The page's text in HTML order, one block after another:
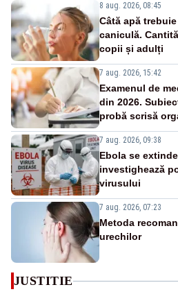
8 aug. 2026, 08:45
Câtă apă
caniculă.
copii și adulți
7 aug. 2026, 15:42
Examenul de
din 2026.
probă scrisă
7 aug. 2026, 09:38
Ebola se
investighează
virusului
7 aug. 2026, 07:23
Metoda
urechilor
JUSTITIE